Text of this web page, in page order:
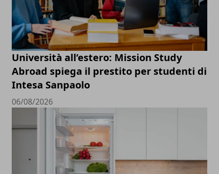
Università all’estero: Mission Study
Abroad spiega il prestito per studenti di
Intesa Sanpaolo
06/08/2026